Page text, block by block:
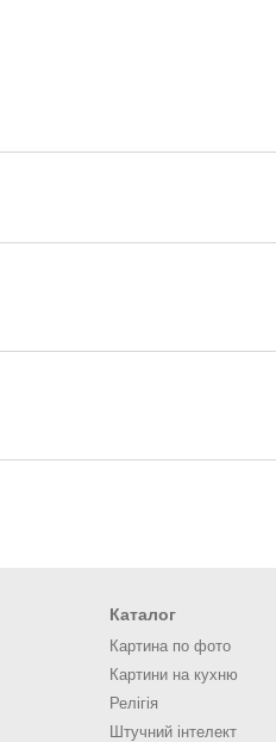
Каталог
Картина по фото
Картини на кухню
Релігія
Штучний інтелект